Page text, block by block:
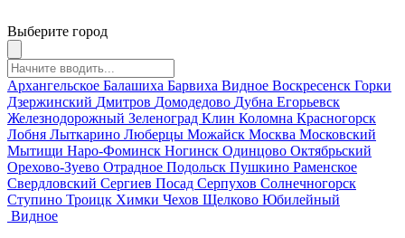
Выберите город
Архангельское Балашиха Барвиха Видное Воскресенск Горки
Дзержинский Дмитров Домодедово Дубна Егорьевск
Железнодорожный Зеленоград Клин Коломна Красногорск
Лобня Лыткарино Люберцы Можайск Москва Московский
Мытищи Наро-Фоминск Ногинск Одинцово Октябрьский
Орехово-Зуево Отрадное Подольск Пушкино Раменское
Свердловский Сергиев Посад Серпухов Солнечногорск
Ступино Троицк Химки Чехов Щелково Юбилейный
Видное